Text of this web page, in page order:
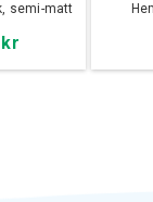
semi-matt